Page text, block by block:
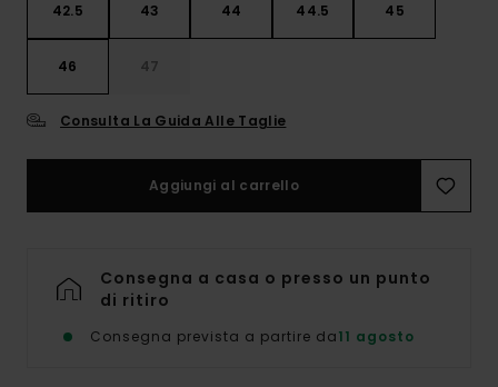
42.5 43 44 44.5 45
46 47
Consulta La Guida Alle Taglie
Aggiungi al carrello
Consegna a casa o presso un punto
di ritiro
Consegna prevista a partire da11 agosto